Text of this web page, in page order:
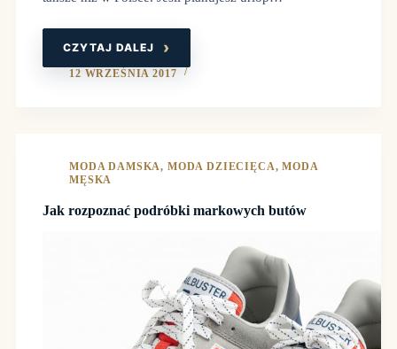
CZYTAJ DALEJ
GDZIE
EUROPIE
12 WRZEŚNIA 2017
MODA DAMSKA, MODA DZIECIĘCA,MODA
MĘSKA
Jak rozpoznać podróbki markowych butów